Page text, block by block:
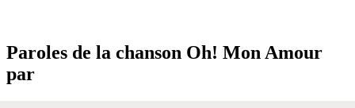
Paroles de la chanson Oh! Mon Amour
par